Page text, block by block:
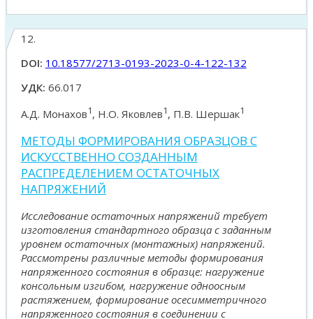
12.
DOI: 10.18577/2713-0193-2023-0-4-122-132
УДК: 66.017
А.Д. Монахов1, Н.О. Яковлев1, П.В. Шершак1
МЕТОДЫ ФОРМИРОВАНИЯ ОБРАЗЦОВ С
ИСКУССТВЕННО СОЗДАННЫМ
РАСПРЕДЕЛЕНИЕМ ОСТАТОЧНЫХ
НАПРЯЖЕНИЙ
Исследование остаточных напряжений требует
изготовления стандартного образца с заданным
уровнем остаточных (монтажных) напряжений.
Рассмотрены различные методы формирования
напряженного состояния в образце: нагружение
консольным изгибом, нагружение одноосным
растяжением, формирование осесимметричного
напряженного состояния в соединении с